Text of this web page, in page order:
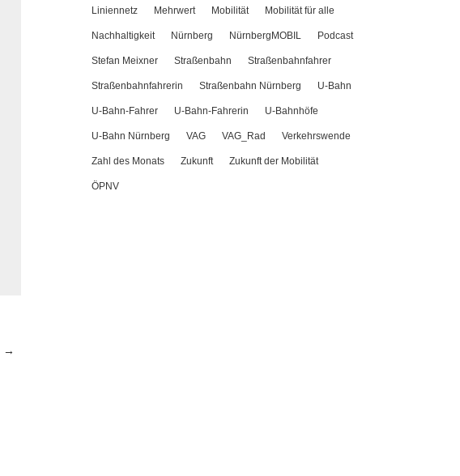
→
Liniennetz Mehrwert Mobilität Mobilität für alle
Nachhaltigkeit Nürnberg NürnbergMOBIL Podcast
Stefan Meixner Straßenbahn Straßenbahnfahrer
Straßenbahnfahrerin Straßenbahn Nürnberg U-Bahn
U-Bahn-Fahrer U-Bahn-Fahrerin U-Bahnhöfe
U-Bahn Nürnberg VAG VAG_Rad Verkehrswende
Zahl des Monats Zukunft Zukunft der Mobilität
ÖPNV